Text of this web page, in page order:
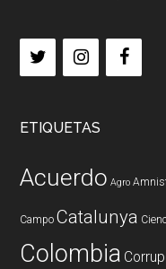
ETIQUETAS
Acuerdo Agro
Campo Catalunya
Colombia